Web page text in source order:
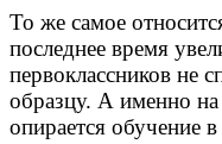
То же самое
последнее время
первоклассников не
образцу. А именно
опирается обучение